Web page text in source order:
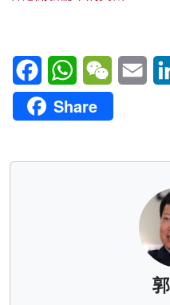
FacebookWhatsAppWeChatEmail
Share